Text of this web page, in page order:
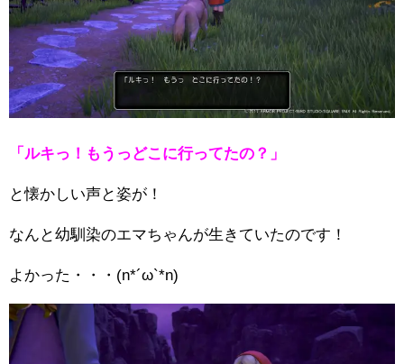
「ルキっ！もうっどこに行ってたの？」
と懐かしい声と姿が！
なんと幼馴染のエマちゃんが生きていたのです！
よかった・・・(n*´ω`*n)